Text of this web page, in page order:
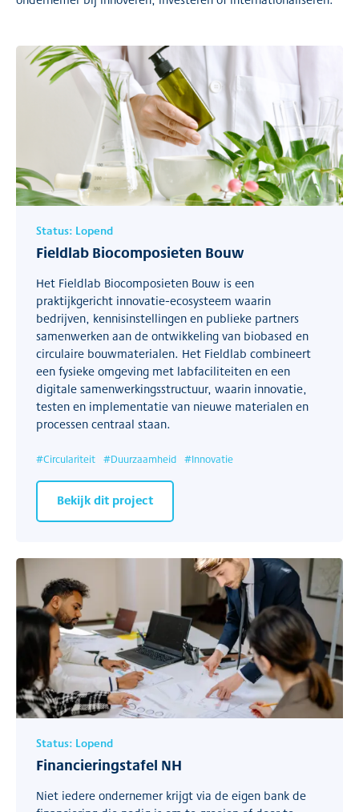
Status: Lopend
Fieldlab Biocomposieten Bouw
Het Fieldlab Biocomposieten Bouw is een
praktijkgericht innovatie-ecosysteem waarin
bedrijven, kennisinstellingen en publieke partners
samenwerken aan de ontwikkeling van biobased en
circulaire bouwmaterialen. Het Fieldlab combineert
een fysieke omgeving met labfaciliteiten en een
digitale samenwerkingsstructuur, waarin innovatie,
testen en implementatie van nieuwe materialen en
processen centraal staan.
#Circulariteit #Duurzaamheid #Innovatie
Bekijk dit project
Status: Lopend
Financieringstafel NH
Niet iedere ondernemer krijgt via de eigen bank de